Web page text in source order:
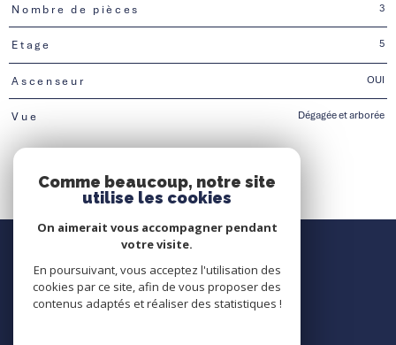
Nombre de pièces 3
Etage 5
Ascenseur OUI
Vue Dégagée et arborée
Nous contacter
Contact
Comme beaucoup, notre site
utilise les cookies
On aimerait vous accompagner pendant
votre visite.
En poursuivant, vous acceptez l'utilisation des
cookies par ce site, afin de vous proposer des
contenus adaptés et réaliser des statistiques !